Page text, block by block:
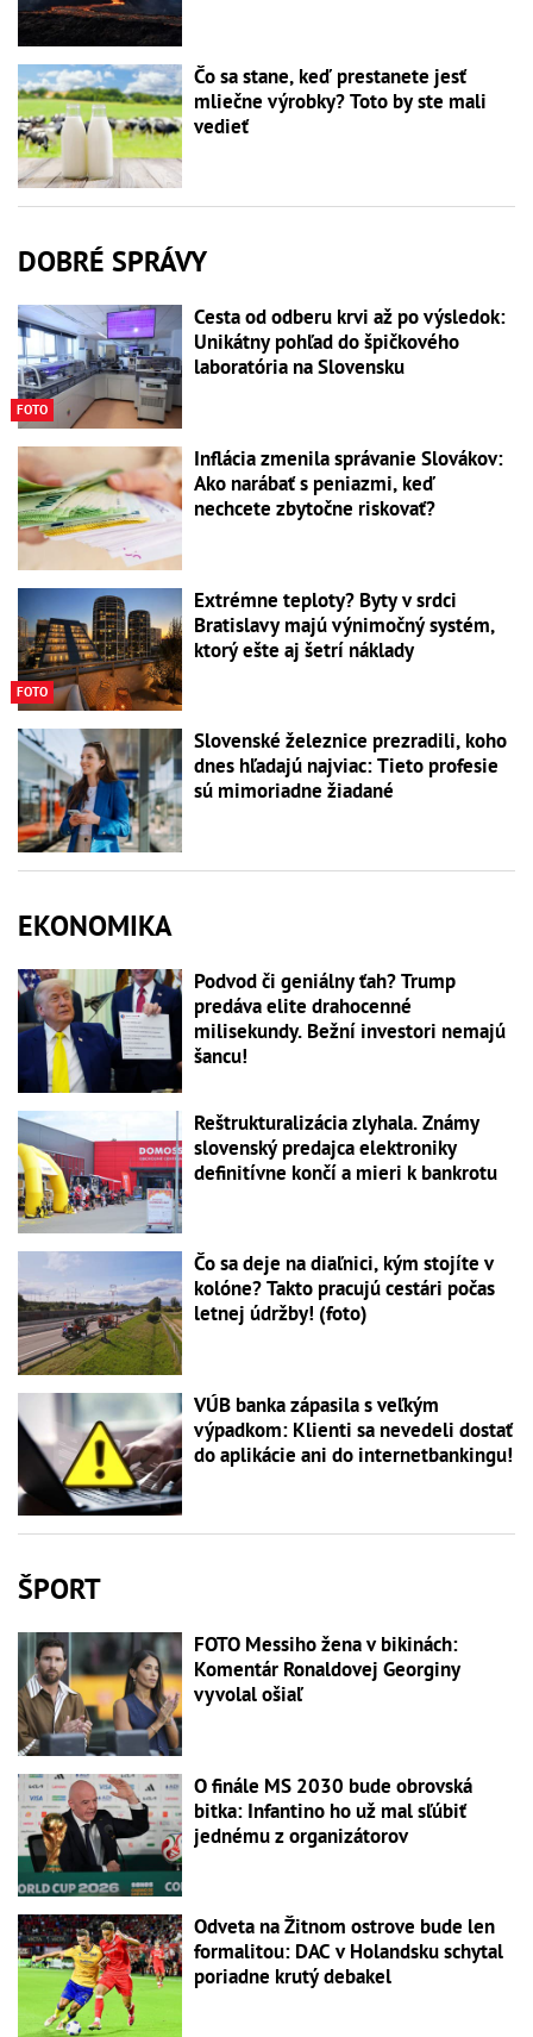
Čo sa stane, keď prestanete jesť
mliečne výrobky? Toto by ste mali
vedieť
DOBRÉ SPRÁVY
FOTO
Cesta od odberu krvi až po výsledok:
Unikátny pohľad do špičkového
laboratória na Slovensku
Inflácia zmenila správanie Slovákov:
Ako narábať s peniazmi, keď
nechcete zbytočne riskovať?
FOTO
Extrémne teploty? Byty v srdci
Bratislavy majú výnimočný systém,
ktorý ešte aj šetrí náklady
Slovenské železnice prezradili, koho
dnes hľadajú najviac: Tieto profesie
sú mimoriadne žiadané
EKONOMIKA
Podvod či geniálny ťah? Trump
predáva elite drahocenné
milisekundy. Bežní investori nemajú
šancu!
Reštrukturalizácia zlyhala. Známy
slovenský predajca elektroniky
definitívne končí a mieri k bankrotu
Čo sa deje na diaľnici, kým stojíte v
kolóne? Takto pracujú cestári počas
letnej údržby! (foto)
VÚB banka zápasila s veľkým
výpadkom: Klienti sa nevedeli dostať
do aplikácie ani do internetbankingu!
ŠPORT
FOTO Messiho žena v bikinách:
Komentár Ronaldovej Georginy
vyvolal ošiaľ
O finále MS 2030 bude obrovská
bitka: Infantino ho už mal sľúbiť
jednému z organizátorov
Odveta na Žitnom ostrove bude len
formalitou: DAC v Holandsku schytal
poriadne krutý debakel